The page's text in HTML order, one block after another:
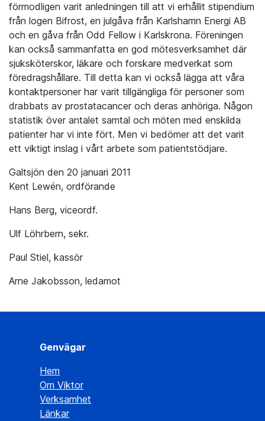
förmodligen varit anledningen till att vi erhållit stipendium
från logen Bifrost, en julgåva från Karlshamn Energi AB
och en gåva från Odd Fellow i Karlskrona. Föreningen
kan också sammanfatta en god mötesverksamhet där
sjuksköterskor, läkare och forskare medverkat som
föredragshållare. Till detta kan vi också lägga att våra
kontaktpersoner har varit tillgängliga för personer som
drabbats av prostatacancer och deras anhöriga. Någon
statistik över antalet samtal och möten med enskilda
patienter har vi inte fört. Men vi bedömer att det varit
ett viktigt inslag i vårt arbete som patientstödjare.
Galtsjön den 20 januari 2011
Kent Lewén, ordförande
Hans Berg, viceordf.
Ulf Löhrbern, sekr.
Paul Stiel, kassör
Arne Jakobsson, ledamot
Genvägar
Hem
Om Viktor
Verksamhet
Länkar